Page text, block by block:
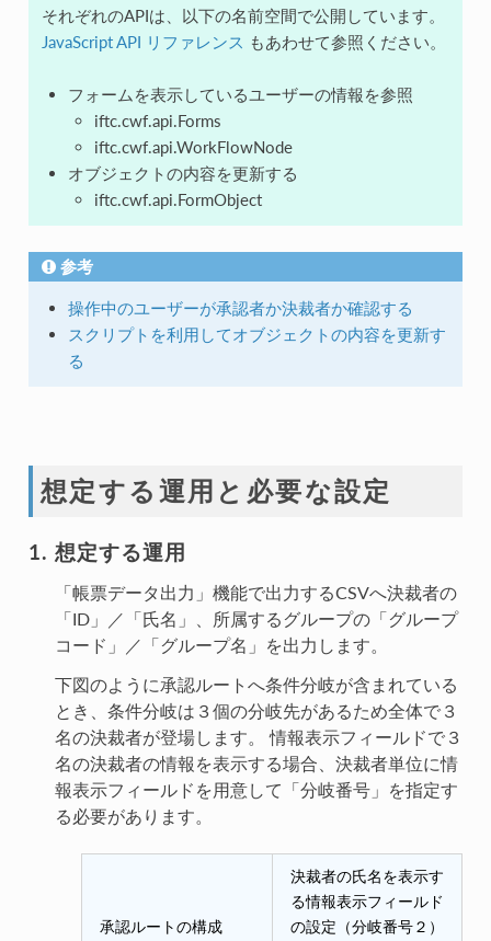
それぞれのAPIは、以下の名前空間で公開しています。
JavaScript API リファレンス もあわせて参照ください。
フォームを表示しているユーザーの情報を参照
iftc.cwf.api.Forms
iftc.cwf.api.WorkFlowNode
オブジェクトの内容を更新する
iftc.cwf.api.FormObject
参考
操作中のユーザーが承認者か決裁者か確認する
スクリプトを利用してオブジェクトの内容を更新す
る
想定する運用と必要な設定
想定する運用
「帳票データ出力」機能で出力するCSVへ決裁者の
「ID」／「氏名」、所属するグループの「グループ
コード」／「グループ名」を出力します。
下図のように承認ルートへ条件分岐が含まれている
とき、条件分岐は３個の分岐先があるため全体で３
名の決裁者が登場します。 情報表示フィールドで３
名の決裁者の情報を表示する場合、決裁者単位に情
報表示フィールドを用意して「分岐番号」を指定す
る必要があります。
承認ルートの構成
決裁者の氏名を表示す
る情報表示フィールド
の設定（分岐番号２）